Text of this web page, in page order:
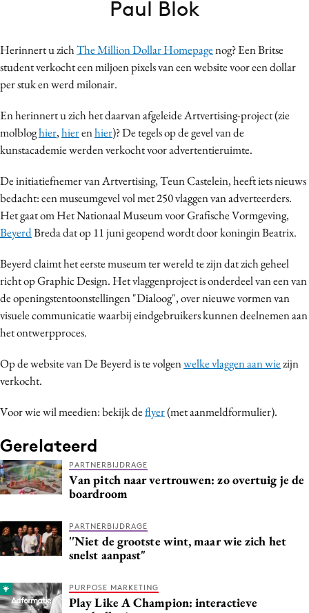
Carriere
Contentmarketing
Craft
Customer Experience
Data & Insights
Design
Digital transformation
Diversiteit
Effectiviteit
Gedragsverandering
Influencer marketing
Interne communicatie
Martech
Media
Merkstrategie
PR
Programmatic
Purpose Marketing
Herinnert u zichThe Million Dollar Homepagenog? Een Britse
student verkocht een miljoen pixels van een website voor een dollar
per stuk en werd milonair.
En herinnert u zich het daarvan afgeleide Artvertising-project (zie
molbloghier,hierenhier)? De tegels op de gevel van de
kunstacademie werden verkocht voor advertentieruimte.
De initiatiefnemer van Artvertising, Teun Castelein, heeft iets nieuws
bedacht: een museumgevel vol met 250 vlaggen van adverteerders.
Het gaat om Het Nationaal Museum voor Grafische Vormgeving,
BeyerdBreda dat op 11 juni geopend wordt door koningin Beatrix.
Beyerd claimt het eerste museum ter wereld te zijn dat zich geheel
richt op Graphic Design. Het vlaggenproject is onderdeel van een van
de openingstentoonstellingen "Dialoog", over nieuwe vormen van
visuele communicatie waarbij eindgebruikers kunnen deelnemen aan
het ontwerpproces.
Op de website van De Beyerd is te volgenwelke vlaggen aan wiezijn
verkocht.
Voor wie wil meedien: bekijk deflyer(met aanmeldformulier).
Gerelateerd
PARTNERBIJDRAGE
Van pitch naar vertrouwen: zo overtuig je de
boardroom
PARTNERBIJDRAGE
''Niet de grootste wint, maar wie zich het
snelst aanpast"
PURPOSE MARKETING
Play Like A Champion: interactieve
Paul Blok